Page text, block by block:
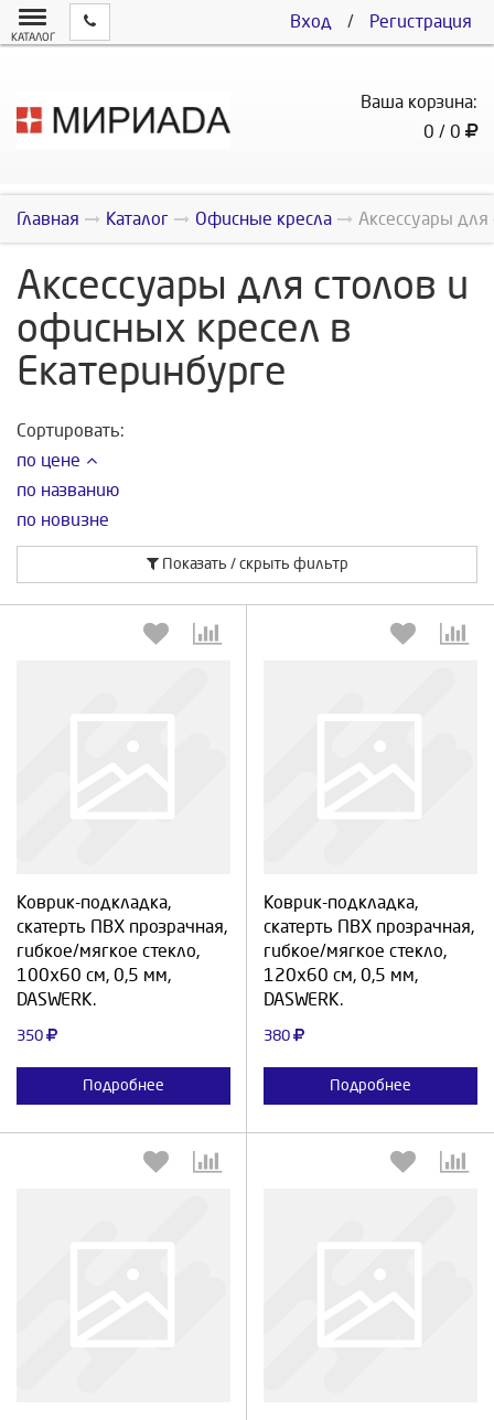
Вход / Регистрация
КАТАЛОГ
Ваша корзина:
0 / 0
Главная Каталог Офисные кресла Аксессуары
Аксессуары для столов и
офисных кресел в
Екатеринбурге
Сортировать:
по цене
по названию
по новизне
Показать / скрыть фильтр
Коврик-подкладка,
скатерть ПВХ прозрачная,
гибкое/мягкое стекло,
100х60 см, 0,5 мм,
DASWERK.
350
Подробнее
Продолжить Отмена
Коврик-подкладка,
скатерть ПВХ прозрачная,
гибкое/мягкое стекло,
120х60 см, 0,5 мм,
DASWERK.
380
Подробнее
Продолжить Отмена